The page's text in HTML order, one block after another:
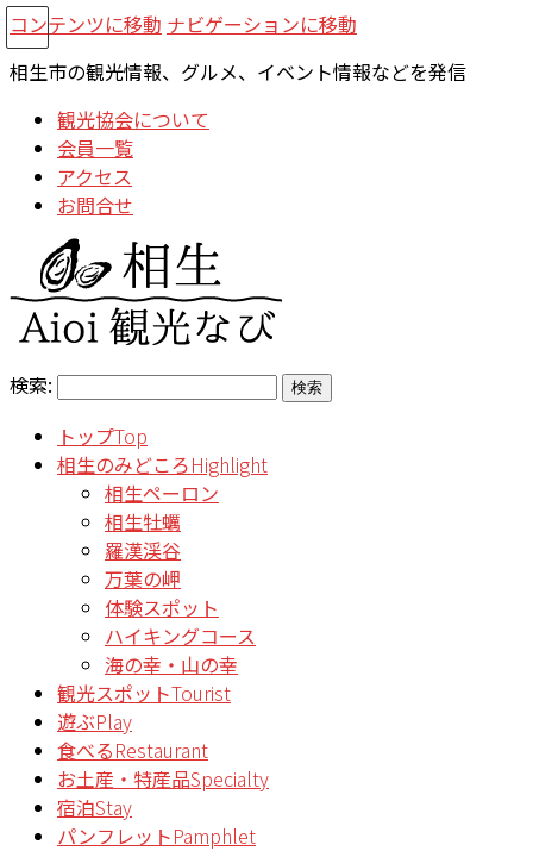
コンテンツに移動 ナビゲーションに移動
相生市の観光情報、グルメ、イベント情報などを発信
観光協会について
会員一覧
アクセス
お問合せ
検索:
トップTop
相生のみどころHighlight
相生ペーロン
相生牡蠣
羅漢渓谷
万葉の岬
体験スポット
ハイキングコース
海の幸・山の幸
観光スポットTourist
遊ぶPlay
食べるRestaurant
お土産・特産品Specialty
宿泊Stay
パンフレットPamphlet